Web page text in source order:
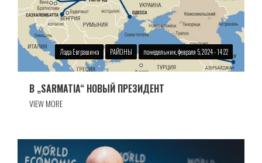
Лада Евграшина РАЙОНЫ понедельник, февраля 5, 2024 - 14:22
В „SARMATIA“ НОВЫЙ ПРЕЗИДЕНТ
VIEW MORE